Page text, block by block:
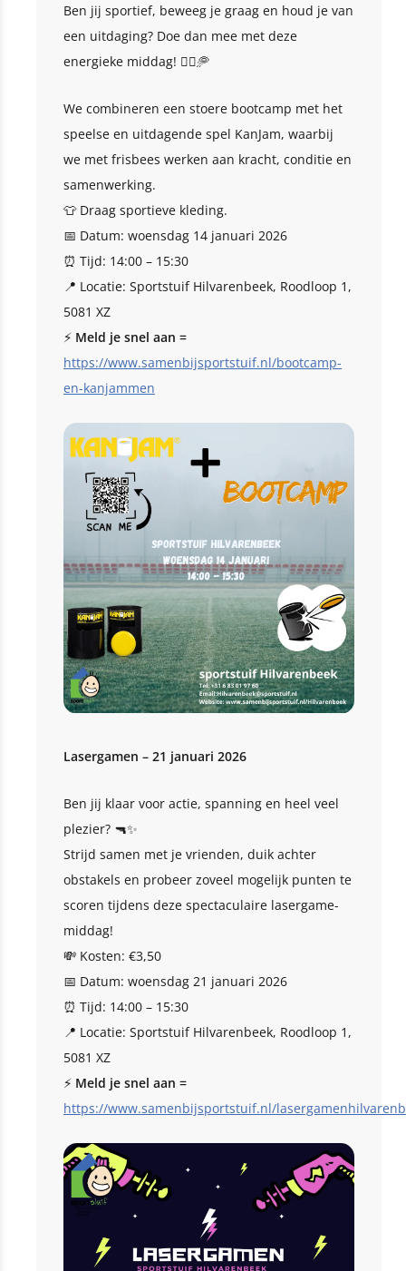
Ben jij sportief, beweeg je graag en houd je van
een uitdaging? Doe dan mee met deze
energieke middag! 🏃‍♂️🥏
We combineren een stoere bootcamp met het
speelse en uitdagende spel KanJam, waarbij
we met frisbees werken aan kracht, conditie en
samenwerking.
👕 Draag sportieve kleding.
📅 Datum: woensdag 14 januari 2026
⏰ Tijd: 14:00 – 15:30
📍 Locatie: Sportstuif Hilvarenbeek, Roodloop 1,
5081 XZ
⚡ Meld je snel aan =
https://www.samenbijsportstuif.nl/bootcamp-
en-kanjammen
Lasergamen – 21 januari 2026
Ben jij klaar voor actie, spanning en heel veel
plezier? 🔫✨
Strijd samen met je vrienden, duik achter
obstakels en probeer zoveel mogelijk punten te
scoren tijdens deze spectaculaire lasergame-
middag!
💸 Kosten: €3,50
📅 Datum: woensdag 21 januari 2026
⏰ Tijd: 14:00 – 15:30
📍 Locatie: Sportstuif Hilvarenbeek, Roodloop 1,
5081 XZ
⚡ Meld je snel aan =
https://www.samenbijsportstuif.nl/